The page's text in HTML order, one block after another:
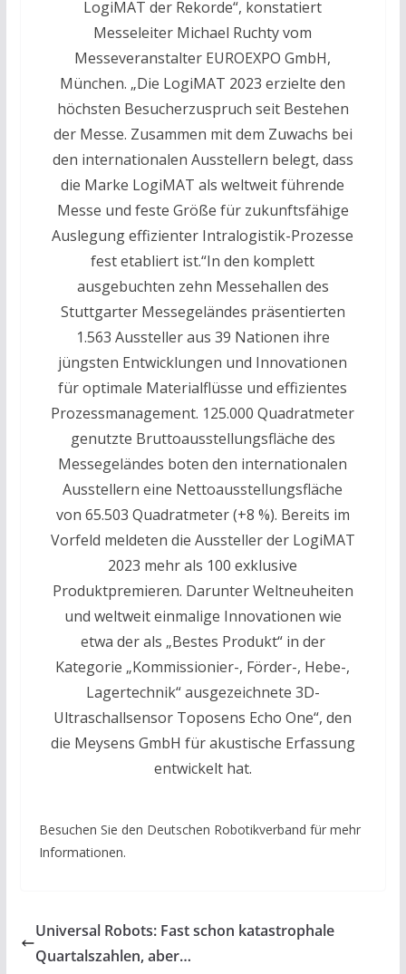
LogiMAT der Rekorde“, konstatiert
Messeleiter Michael Ruchty vom
Messeveranstalter EUROEXPO GmbH,
München. „Die LogiMAT 2023 erzielte den
höchsten Besucherzuspruch seit Bestehen
der Messe. Zusammen mit dem Zuwachs bei
den internationalen Ausstellern belegt, dass
die Marke LogiMAT als weltweit führende
Messe und feste Größe für zukunftsfähige
Auslegung effizienter Intralogistik-Prozesse
fest etabliert ist.“In den komplett
ausgebuchten zehn Messehallen des
Stuttgarter Messegeländes präsentierten
1.563 Aussteller aus 39 Nationen ihre
jüngsten Entwicklungen und Innovationen
für optimale Materialflüsse und effizientes
Prozessmanagement. 125.000 Quadratmeter
genutzte Bruttoausstellungsfläche des
Messegeländes boten den internationalen
Ausstellern eine Nettoausstellungsfläche
von 65.503 Quadratmeter (+8 %). Bereits im
Vorfeld meldeten die Aussteller der LogiMAT
2023 mehr als 100 exklusive
Produktpremieren. Darunter Weltneuheiten
und weltweit einmalige Innovationen wie
etwa der als „Bestes Produkt“ in der
Kategorie „Kommissionier-, Förder-, Hebe-,
Lagertechnik“ ausgezeichnete 3D-
Ultraschallsensor Toposens Echo One“, den
die Meysens GmbH für akustische Erfassung
entwickelt hat.
Besuchen Sie den Deutschen Robotikverband für mehr
Informationen.
Universal Robots: Fast schon katastrophale
Quartalszahlen, aber…